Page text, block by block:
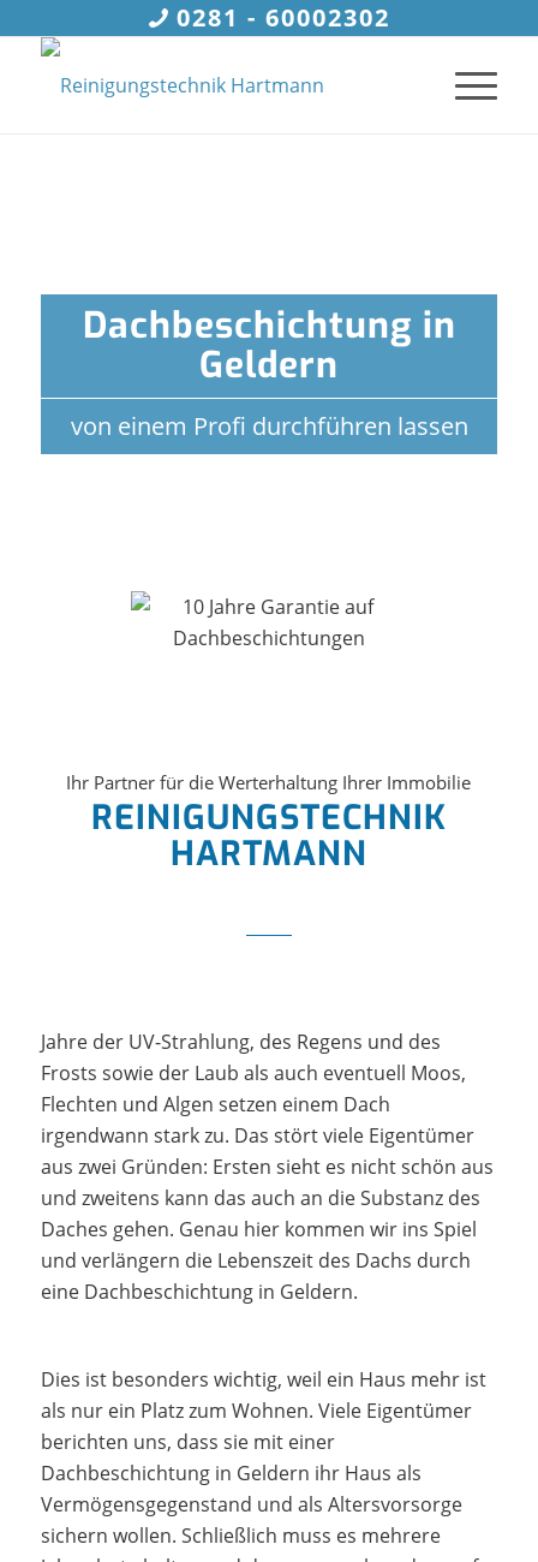
0281 - 60002302
Dachbeschichtung in
Geldern
von einem Profi durchführen lassen
Ihr Partner für die Werterhaltung Ihrer Immobilie
REINIGUNGSTECHNIK
HARTMANN
Jahre der UV-Strahlung, des Regens und des
Frosts sowie der Laub als auch eventuell Moos,
Flechten und Algen setzen einem Dach
irgendwann stark zu. Das stört viele Eigentümer
aus zwei Gründen: Ersten sieht es nicht schön aus
und zweitens kann das auch an die Substanz des
Daches gehen. Genau hier kommen wir ins Spiel
und verlängern die Lebenszeit des Dachs durch
eine Dachbeschichtung in Geldern.
Dies ist besonders wichtig, weil ein Haus mehr ist
als nur ein Platz zum Wohnen. Viele Eigentümer
berichten uns, dass sie mit einer
Dachbeschichtung in Geldern ihr Haus als
Vermögensgegenstand und als Altersvorsorge
sichern wollen. Schließlich muss es mehrere